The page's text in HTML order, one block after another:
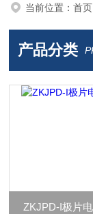
当前位置：首页
产品分类
ZKJPD-I极片